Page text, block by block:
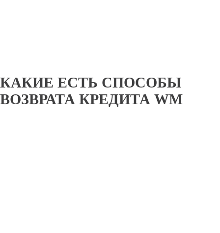
КАКИЕ ЕСТЬ СПОСОБЫ
ВОЗВРАТА КРЕДИТА WM